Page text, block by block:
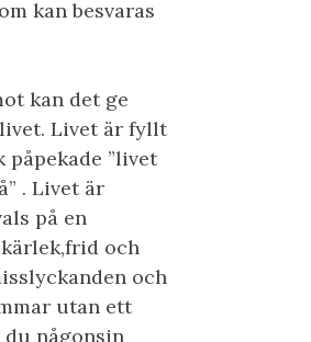
kan besvaras
kan det ge
Livet är fyllt
”livet
. Livet är
på en
och
och
utan ett
någonsin